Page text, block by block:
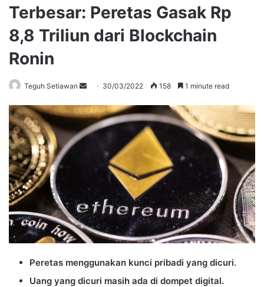
Terbesar: Peretas Gasak Rp
8,8 Triliun dari Blockchain
Ronin
Teguh Setiawan
Send
email
30/03/2022 158 1 minute read
Peretas menggunakan kunci pribadi yang dicuri.
Uang yang dicuri masih ada di dompet digital.